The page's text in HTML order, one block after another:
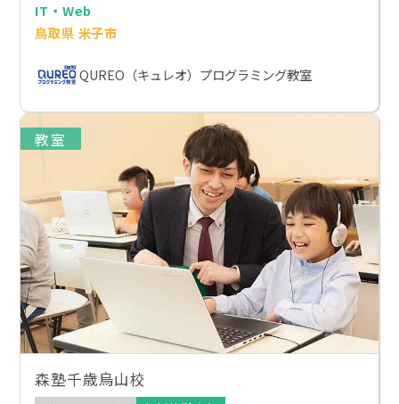
IT・Web
鳥取県 米子市
QUREO（キュレオ）プログラミング教室
教室
森塾千歳烏山校